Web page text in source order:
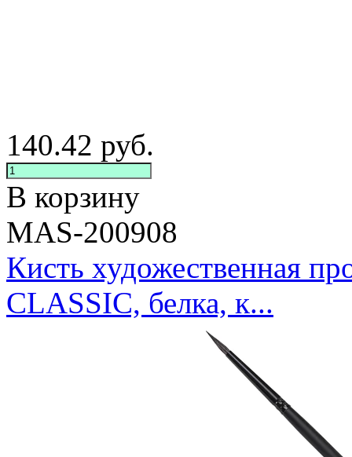
140.42 руб.
В корзину
MAS-200908
Кисть художественная
CLASSIC, белка, к...